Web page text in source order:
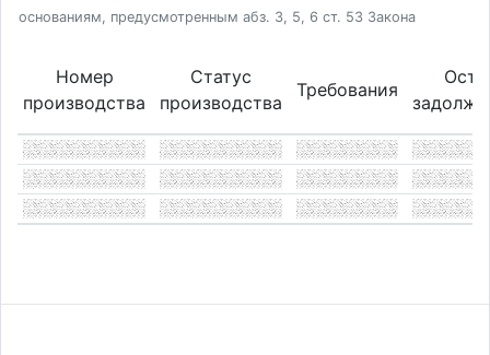
основаниям, предусмотренным абз. 3, 5, 6 ст. 53 Закона
Номер
производства
Статус
производства
Требования